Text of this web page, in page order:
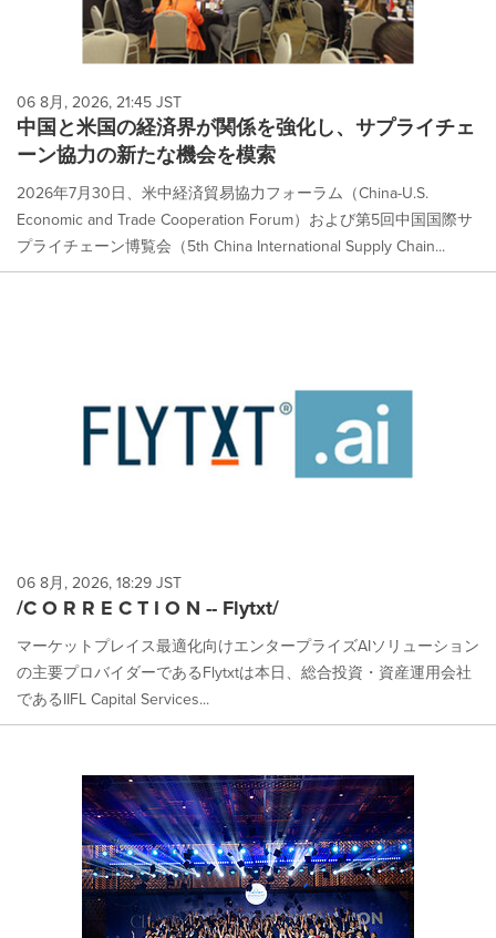
06 8月, 2026, 21:45 JST
中国と米国の経済界が関係を強化し、サプライチェ
ーン協力の新たな機会を模索
2026年7月30日、米中経済貿易協力フォーラム（China-U.S.
Economic and Trade Cooperation Forum）および第5回中国国際サ
プライチェーン博覧会（5th China International Supply Chain...
06 8月, 2026, 18:29 JST
/C O R R E C T I O N -- Flytxt/
マーケットプレイス最適化向けエンタープライズAIソリューション
の主要プロバイダーであるFlytxtは本日、総合投資・資産運用会社
であるIIFL Capital Services...